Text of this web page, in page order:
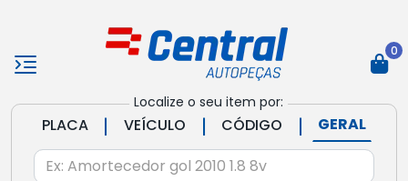
Localize o seu item por:
PLACA | VEÍCULO | CÓDIGO | GERAL
0